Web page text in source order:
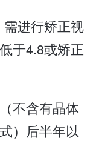
进行矫正视
于4.8或矫正
不含有晶体
）后半年以